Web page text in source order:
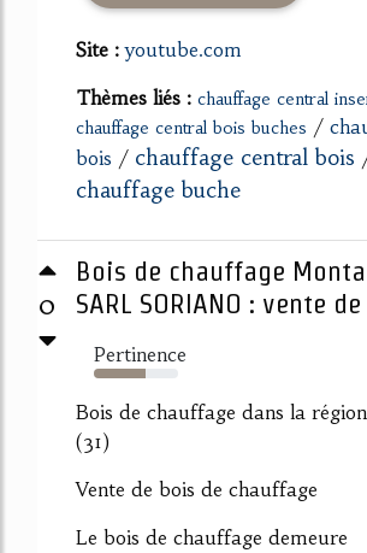
Site :youtube.com
Thèmes liés : chauffage central
chauffage central bois buches /
bois / chauffage central bois
chauffage buche
0
Bois de chauffage
SARL SORIANO : vente
Pertinence
62%
Bois de chauffage dans la
(31)
Vente de bois de chauffage
Le bois de chauffage demeure